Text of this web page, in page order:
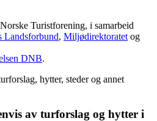
Turistforening, i samarbeid
Landsforbund, Miljødirektoratet og
DNB.
hytter, steder og annet
av turforslag og hytter i